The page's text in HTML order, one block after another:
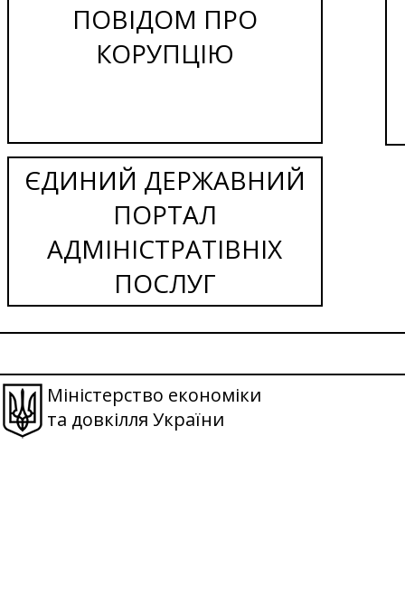
ПОВІДОМ ПРО
КОРУПЦІЮ
ЄДИНИЙ ДЕРЖАВНИЙ
ПОРТАЛ
АДМІНІСТРАТІВНІХ
ПОСЛУГ
Міністерство економіки
та довкілля України